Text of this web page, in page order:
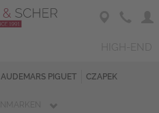
AUDEMARS PIGUET CZAPEK